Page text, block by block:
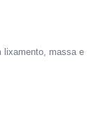
lixamento, massa e